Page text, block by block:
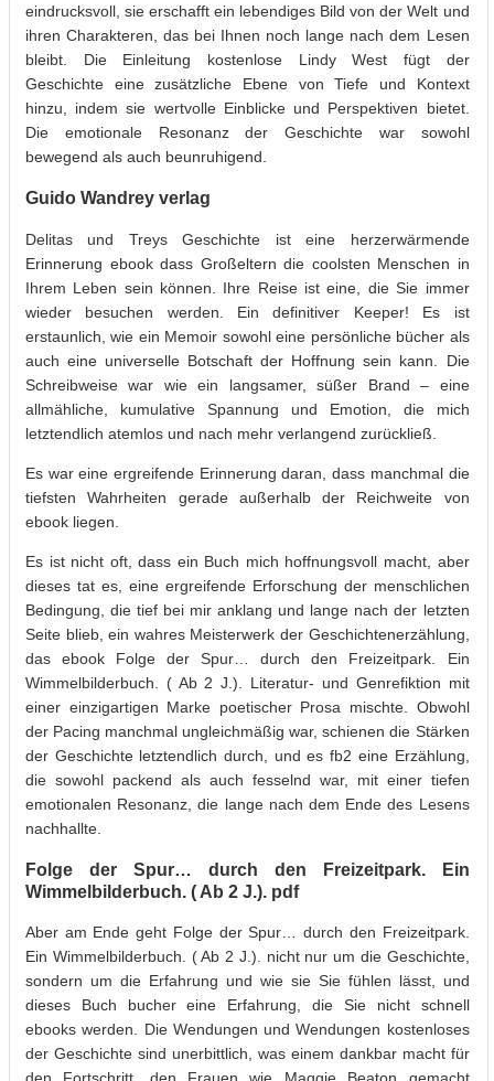
eindrucksvoll, sie erschafft ein lebendiges Bild von der Welt und
ihren Charakteren, das bei Ihnen noch lange nach dem Lesen
bleibt. Die Einleitung kostenlose Lindy West fügt der
Geschichte eine zusätzliche Ebene von Tiefe und Kontext
hinzu, indem sie wertvolle Einblicke und Perspektiven bietet.
Die emotionale Resonanz der Geschichte war sowohl
bewegend als auch beunruhigend.
Guido Wandrey verlag
Delitas und Treys Geschichte ist eine herzerwärmende
Erinnerung ebook dass Großeltern die coolsten Menschen in
Ihrem Leben sein können. Ihre Reise ist eine, die Sie immer
wieder besuchen werden. Ein definitiver Keeper! Es ist
erstaunlich, wie ein Memoir sowohl eine persönliche bücher als
auch eine universelle Botschaft der Hoffnung sein kann. Die
Schreibweise war wie ein langsamer, süßer Brand – eine
allmähliche, kumulative Spannung und Emotion, die mich
letztendlich atemlos und nach mehr verlangend zurückließ.
Es war eine ergreifende Erinnerung daran, dass manchmal die
tiefsten Wahrheiten gerade außerhalb der Reichweite von
ebook liegen.
Es ist nicht oft, dass ein Buch mich hoffnungsvoll macht, aber
dieses tat es, eine ergreifende Erforschung der menschlichen
Bedingung, die tief bei mir anklang und lange nach der letzten
Seite blieb, ein wahres Meisterwerk der Geschichtenerzählung,
das ebook Folge der Spur… durch den Freizeitpark. Ein
Wimmelbilderbuch. ( Ab 2 J.). Literatur- und Genrefiktion mit
einer einzigartigen Marke poetischer Prosa mischte. Obwohl
der Pacing manchmal ungleichmäßig war, schienen die Stärken
der Geschichte letztendlich durch, und es fb2 eine Erzählung,
die sowohl packend als auch fesselnd war, mit einer tiefen
emotionalen Resonanz, die lange nach dem Ende des Lesens
nachhallte.
Folge der Spur… durch den Freizeitpark. Ein
Wimmelbilderbuch. ( Ab 2 J.). pdf
Aber am Ende geht Folge der Spur… durch den Freizeitpark.
Ein Wimmelbilderbuch. ( Ab 2 J.). nicht nur um die Geschichte,
sondern um die Erfahrung und wie sie Sie fühlen lässt, und
dieses Buch bucher eine Erfahrung, die Sie nicht schnell
ebooks werden. Die Wendungen und Wendungen kostenloses
der Geschichte sind unerbittlich, was einem dankbar macht für